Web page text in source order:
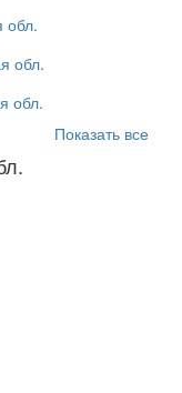
обл.
обл.
обл.
Показать все